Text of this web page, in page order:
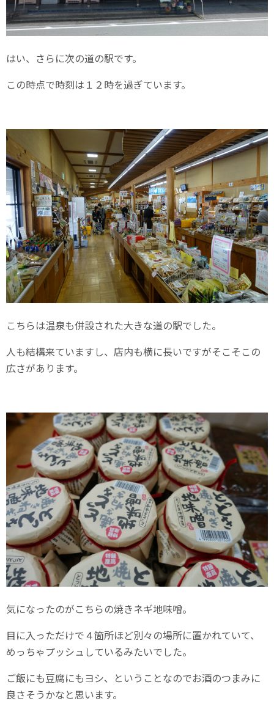
はい、さらに次の道の駅です。
この時点で時刻は１２時を過ぎています。
こちらは温泉も併設された大きな道の駅でした。
人も結構来ていますし、店内も横に長いですがそこそこの
広さがあります。
気になったのがこちらの焼きネギ地味噌。
目に入っただけで４箇所ほど別々の場所に置かれていて、
めっちゃプッシュしているみたいでした。
ご飯にも豆腐にもヨシ、ということなのでお酒のつまみに
良さそうかなと思います。